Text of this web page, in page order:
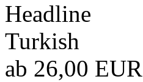
Headline
Turkish
ab 26,00 EUR